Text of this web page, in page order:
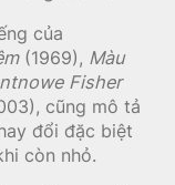
của
(1969), Màu
Fisher
cũng mô tả
đổi đặc biệt
còn nhỏ.